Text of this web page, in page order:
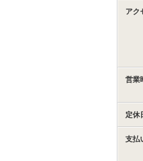
アク
営業
定休
支払